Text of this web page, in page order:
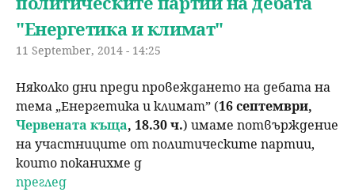
"Енергетика и климат"
11 September, 2014 - 14:25
Няколко дни преди провеждането на дебата на
тема „Енергетика и климат” (16септември,
Червената къща, 18.30 ч.) имаме потвърждение
на участниците от политическите партии,
които поканихме д
преглед